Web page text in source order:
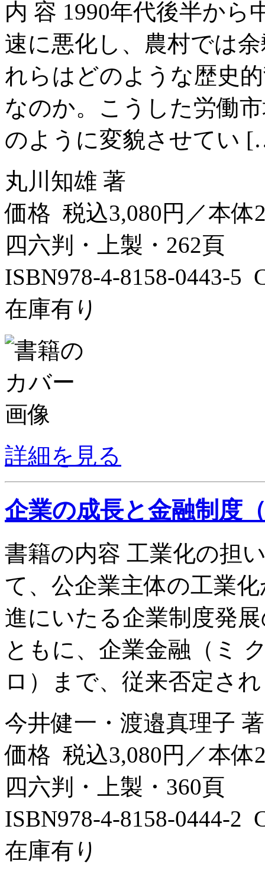
内 容 1990年代後半から
速に悪化し、農村では
れらはどのような歴史
なのか。こうした労働
のように変貌させてい
丸川知雄 著
価格 税込3,080円／本体
四六判・上製・262頁
ISBN978-4-8158-0443-5
在庫有り
詳細を見る
企業の成長と金融制度
書籍の内容 工業化の担
て、公企業主体の工業
進にいたる企業制度発
ともに、企業金融（ミ
ロ）まで、従来否定さ
今井健一・渡邉真理子 著
価格 税込3,080円／本体
四六判・上製・360頁
ISBN978-4-8158-0444-2
在庫有り